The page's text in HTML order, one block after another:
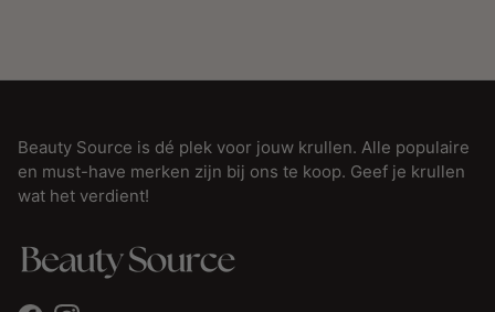
Beauty Source is dé plek voor jouw krullen. Alle populaire
en must-have merken zijn bij ons te koop. Geef je krullen
wat het verdient!